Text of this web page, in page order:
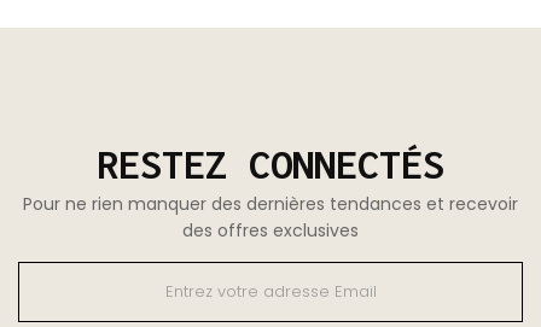
RESTEZ CONNECTÉS
Pour ne rien manquer des dernières tendances et recevoir
des offres exclusives